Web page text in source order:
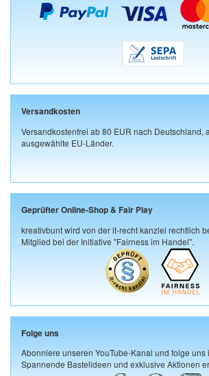
Versandkosten
Versandkostenfrei ab 80 EUR nach Deutschland,
ausgewählte EU-Länder.
Geprüfter Online-Shop & Fair Play
kreativbunt wird von der it-recht kanzlei rechtlich
Mitglied bei der Initiative "Fairness im Handel".
Folge uns
Abonniere unseren YouTube-Kanal und folge uns
Spannende Bastelideen und exklusive Aktionen